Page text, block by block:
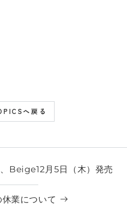
へ戻る
Beige12月5日（木）発売
業について